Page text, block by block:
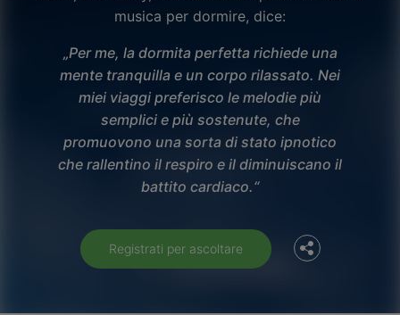
musica per dormire, dice:
„Per me, la dormita perfetta richiede una
mente tranquilla e un corpo rilassato. Nei
miei viaggi preferisco le melodie più
semplici e più sostenute, che
promuovono una sorta di stato ipnotico
che rallentino il respiro e il diminuiscano il
battito cardiaco.“
Registrati per ascoltare
Facebook